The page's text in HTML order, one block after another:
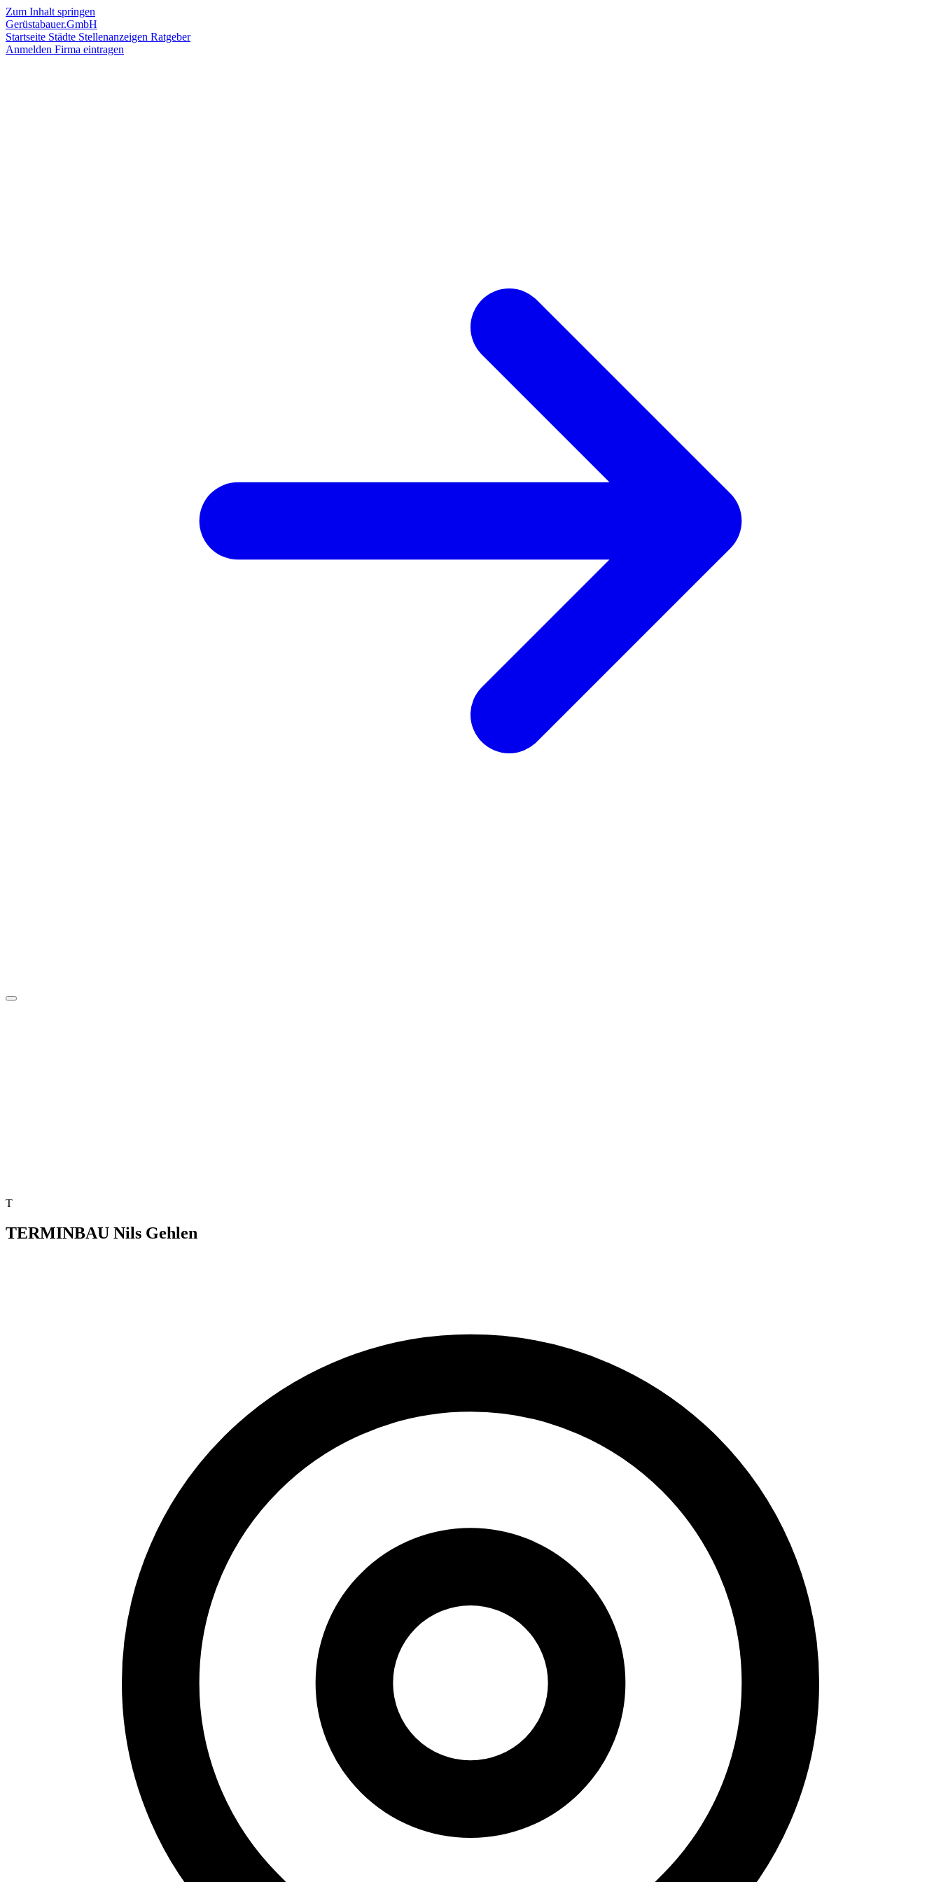
Zum Inhalt springen
Gerüstabauer.GmbH
Startseite Städte Stellenanzeigen Ratgeber
Anmelden Firma eintragen
T
TERMINBAU Nils Gehlen